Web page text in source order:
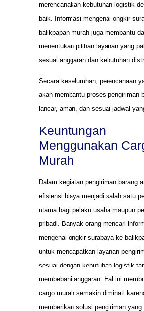
merencanakan kebutuhan logistik
baik. Informasi mengenai ongkir
balikpapan murah juga membantu
menentukan pilihan layanan yang
sesuai anggaran dan kebutuhan
Secara keseluruhan, perencanaan
akan membantu proses pengiriman
lancar, aman, dan sesuai jadwal
Keuntungan
Menggunakan
Murah
Dalam kegiatan pengiriman barang
efisiensi biaya menjadi salah satu
utama bagi pelaku usaha maupun
pribadi. Banyak orang mencari
mengenai ongkir surabaya ke
untuk mendapatkan layanan
sesuai dengan kebutuhan logistik
membebani anggaran. Hal ini
cargo murah semakin diminati
memberikan solusi pengiriman yang